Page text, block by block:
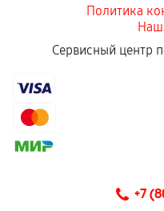
Политика
Сервисный центр
+7